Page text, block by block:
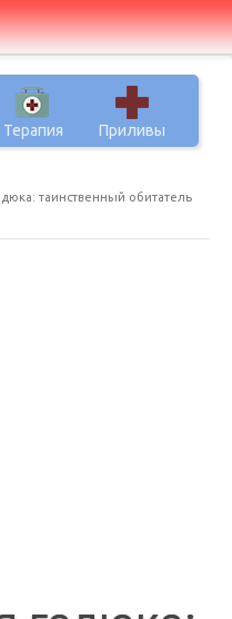
Терапия Приливы
таинственный обитатель